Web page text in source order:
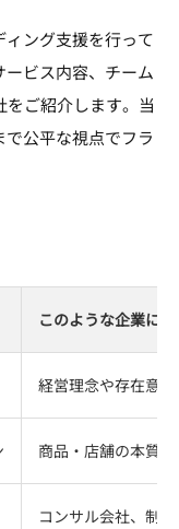
ング支援を行って
ビス内容、チーム
ご紹介します。当
公平な視点でフラ
このような企業に
経営理念や存在意
商品・店舗の本質
コンサル会社、制